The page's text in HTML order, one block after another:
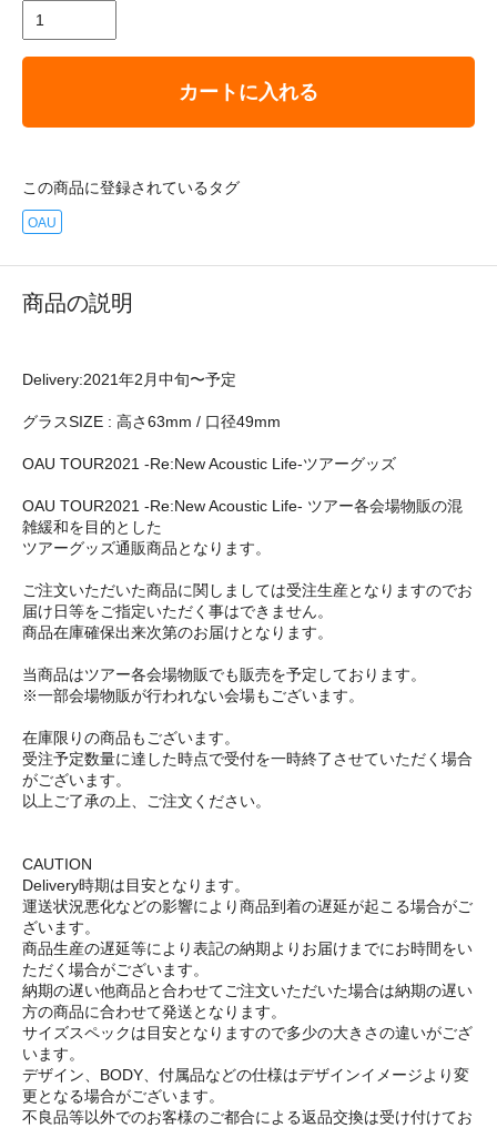
カートに入れる
この商品に登録されているタグ
OAU
商品の説明
Delivery:2021年2月中旬〜予定
グラスSIZE : 高さ63mm / 口径49mm
OAU TOUR2021 -Re:New Acoustic Life-ツアーグッズ
OAU TOUR2021 -Re:New Acoustic Life- ツアー各会場物販の混
雑緩和を目的とした
ツアーグッズ通販商品となります。
ご注文いただいた商品に関しましては受注生産となりますのでお
届け日等をご指定いただく事はできません。
商品在庫確保出来次第のお届けとなります。
当商品はツアー各会場物販でも販売を予定しております。
※一部会場物販が行われない会場もございます。
在庫限りの商品もございます。
受注予定数量に達した時点で受付を一時終了させていただく場合
がございます。
以上ご了承の上、ご注文ください。
CAUTION
Delivery時期は目安となります。
運送状況悪化などの影響により商品到着の遅延が起こる場合がご
ざいます。
商品生産の遅延等により表記の納期よりお届けまでにお時間をい
ただく場合がございます。
納期の遅い他商品と合わせてご注文いただいた場合は納期の遅い
方の商品に合わせて発送となります。
サイズスペックは目安となりますので多少の大きさの違いがござ
います。
デザイン、BODY、付属品などの仕様はデザインイメージより変
更となる場合がございます。
不良品等以外でのお客様のご都合による返品交換は受け付けてお